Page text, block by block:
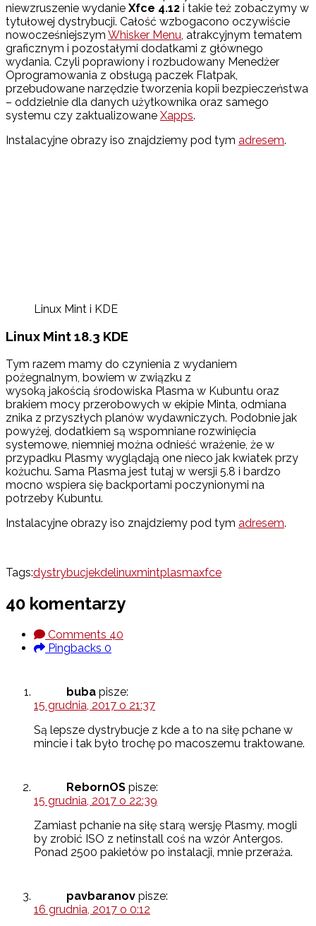
niewzruszenie wydanie Xfce 4.12 i takie też zobaczymy w
tytułowej dystrybucji. Całość wzbogacono oczywiście
nowocześniejszym Whisker Menu , atrakcyjnym tematem
graficznym i pozostałymi dodatkami z głównego
wydania. Czyli poprawiony i rozbudowany Menedżer
Oprogramowania z obsługą paczek Flatpak,
przebudowane narzędzie tworzenia kopii bezpieczeństwa
– oddzielnie dla danych użytkownika oraz samego
systemu czy zaktualizowane Xapps.
Instalacyjne obrazy iso znajdziemy pod tym adresem.
Linux Mint i KDE
Linux Mint 18.3 KDE
Tym razem mamy do czynienia z wydaniem
pożegnalnym, bowiem w związku z
wysoką jakością środowiska Plasma w Kubuntu oraz
brakiem mocy przerobowych w ekipie Minta, odmiana
znika z przyszłych planów wydawniczych. Podobnie jak
powyżej, dodatkiem są wspomniane rozwinięcia
systemowe, niemniej można odnieść wrażenie, że w
przypadku Plasmy wyglądają one nieco jak kwiatek przy
kożuchu. Sama Plasma jest tutaj w wersji 5.8 i bardzo
mocno wspiera się backportami poczynionymi na
potrzeby Kubuntu.
Instalacyjne obrazy iso znajdziemy pod tym adresem.
Tags:dystrybucjekdelinuxmintplasmaxfce
40 komentarzy
Comments 40
Pingbacks 0
buba pisze:
15 grudnia, 2017 o 21:37
Są lepsze dystrybucje z kde a to na siłę pchane w
mincie i tak było trochę po macoszemu traktowane.
RebornOS pisze:
15 grudnia, 2017 o 22:39
Zamiast pchanie na siłę starą wersję Plasmy, mogli
by zrobić ISO z netinstall coś na wzór Antergos.
Ponad 2500 pakietów po instalacji, mnie przeraża.
pavbaranov pisze:
16 grudnia, 2017 o 0:12